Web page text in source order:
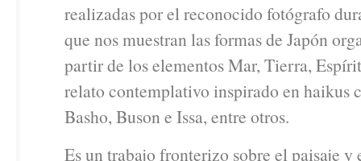
realizadas por el reconocido fotógrafo
que nos muestran las formas de Japón
partir de los elementos Mar, Tierra,
relato contemplativo inspirado en haikus
Basho, Buson e Issa, entre otros.
Es un trabajo fronterizo sobre el paisaje